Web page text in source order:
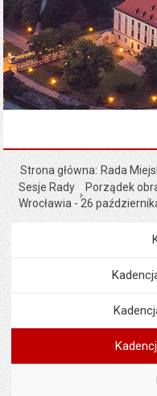
Strona główna Rada
Sesje Rady
Porządek
Wrocławia - 26